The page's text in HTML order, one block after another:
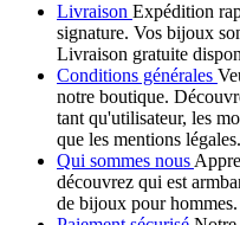
Livraison Expédition
signature. Vos bijoux
Livraison gratuite
Conditions générales
notre boutique.
tant qu'utilisateur, les
que les mentions légales.
Qui sommes nous
découvrez qui est
de bijoux pour hommes.